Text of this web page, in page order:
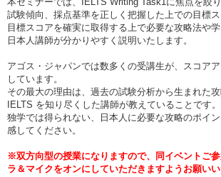
試験傾向、採点基準を正しく把握した上での目標ス
目標スコアを確実に取得する上で必要な攻略法や学
日本人講師が分かりやすく説明いたします。
アゴス・ジャパンでは数多くの受講生が、スコア
しています。
その最大の理由は、過去の試験分析から生まれた攻
IELTS を知り尽くした講師が教えていることです。
独学では得られない、日本人に必要な攻略のポイ
感してください。
※双方向型の授業になりますので、同イベントご
ラ＆マイクをオンにしていただきますようお願い